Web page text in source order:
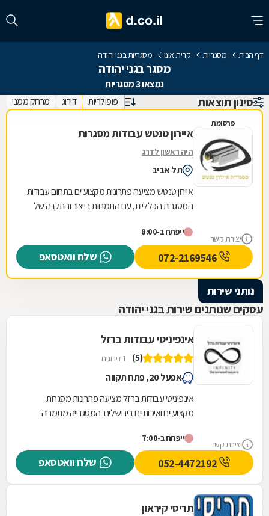
דף הבית מסגריות קרית אונו מסגריות בגני יהודה
מסגר בגני יהודה
נמצאו 3 מסגריות
סינון תוצאות פופולריות דירוג מרחק ממני
פרסומת
יצירת קשר
איירון טנטש עבודות מסגרות
היה ראשון לדרג
תל אביב
איירון טנטש מציעה פתרונות מקצועיים בתחום עבודות
המסגרות הכלליות, עם התמחות בייצור והתקנה של
מתמחה...
ייפתח ב-8:00
שלח וואטסאפ
נותני שירות
עסקים שנותנים שירות בגני יהודה
יצירת קשר
אינפיניטי עבודות ברזל
(5) 1 דירוגים
אפעל 20, פתח תקווה
אינפיניטי עבודות ברזל מציעה פתרונות מסגרות
מקצועיים ואיכותיים בירושלים. המסגרייה מתמחה
ייפתח ב-7:00
שלח וואטסאפ
תריסי קיראון